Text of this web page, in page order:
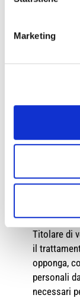
Marketing
siano più
sulla
del
conforme
dati
obbligo
diritto in
ottenere
seguenti
personali,
Titolare di
il
opponga,
personali
necessari